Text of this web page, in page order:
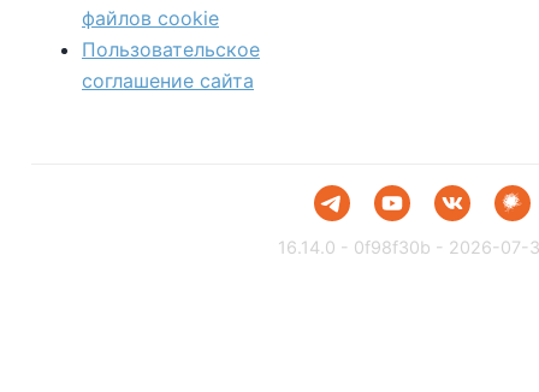
файлов сookie
Пользовательское
соглашение сайта
16.14.0 - 0f98f30b - 2026-07-